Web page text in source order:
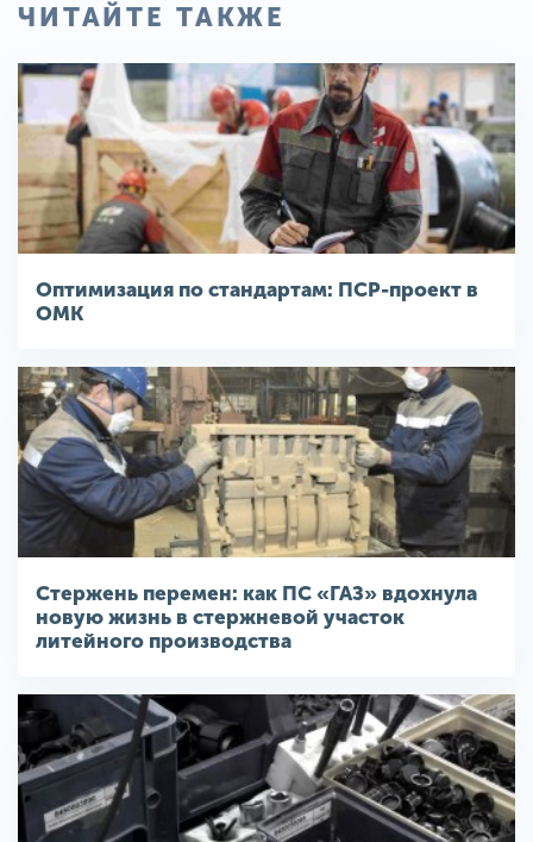
ЧИТАЙТЕ ТАКЖЕ
Оптимизация по стандартам: ПСР-проект в
ОМК
Стержень перемен: как ПС «ГАЗ» вдохнула
новую жизнь в стержневой участок
литейного производства